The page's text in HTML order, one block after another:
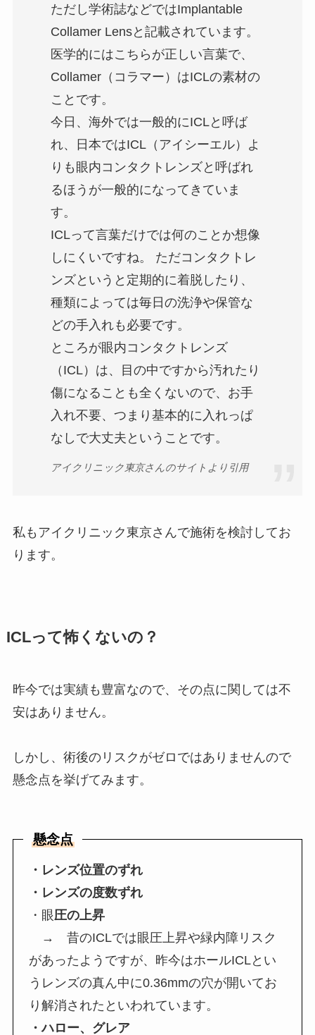
ただし学術誌などではImplantable
Collamer Lensと記載されています。
医学的にはこちらが正しい言葉で、
Collamer（コラマー）はICLの素材の
ことです。
今日、海外では一般的にICLと呼ば
れ、日本ではICL（アイシーエル）よ
りも眼内コンタクトレンズと呼ばれ
るほうが一般的になってきていま
す。
ICLって言葉だけでは何のことか想像
しにくいですね。 ただコンタクトレ
ンズというと定期的に着脱したり、
種類によっては毎日の洗浄や保管な
どの手入れも必要です。
ところが眼内コンタクトレンズ
（ICL）は、目の中ですから汚れたり
傷になることも全くないので、お手
入れ不要、つまり基本的に入れっぱ
なしで大丈夫ということです。
アイクリニック東京さんのサイトより引用
私もアイクリニック東京さんで施術を検討してお
ります。
ICLって怖くないの？
昨今では実績も豊富なので、その点に関しては不
安はありません。
しかし、術後のリスクがゼロではありませんので
懸念点を挙げてみます。
懸念点
・レンズ位置のずれ
・レンズの度数ずれ
・眼圧の上昇
→ 昔のICLでは眼圧上昇や緑内障リスク
があったようですが、昨今はホールICLとい
うレンズの真ん中に0.36mmの穴が開いてお
り解消されたといわれています。
・ハロー、グレア